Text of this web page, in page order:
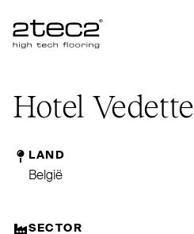
Primary
Hotel Vedette
LAND
België
SECTOR